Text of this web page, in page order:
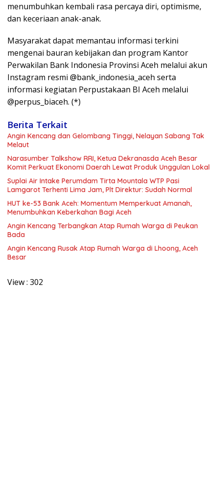
menumbuhkan kembali rasa percaya diri, optimisme,
dan keceriaan anak-anak.
Masyarakat dapat memantau informasi terkini
mengenai bauran kebijakan dan program Kantor
Perwakilan Bank Indonesia Provinsi Aceh melalui akun
Instagram resmi @bank_indonesia_aceh serta
informasi kegiatan Perpustakaan BI Aceh melalui
@perpus_biaceh. (*)
Berita Terkait
Angin Kencang dan Gelombang Tinggi, Nelayan Sabang Tak
Melaut
Narasumber Talkshow RRI, Ketua Dekranasda Aceh Besar
Komit Perkuat Ekonomi Daerah Lewat Produk Unggulan Lokal
Suplai Air Intake Perumdam Tirta Mountala WTP Pasi
Lamgarot Terhenti Lima Jam, Plt Direktur: Sudah Normal
HUT ke-53 Bank Aceh: Momentum Memperkuat Amanah,
Menumbuhkan Keberkahan Bagi Aceh
Angin Kencang Terbangkan Atap Rumah Warga di Peukan
Bada
Angin Kencang Rusak Atap Rumah Warga di Lhoong, Aceh
Besar
View : 302